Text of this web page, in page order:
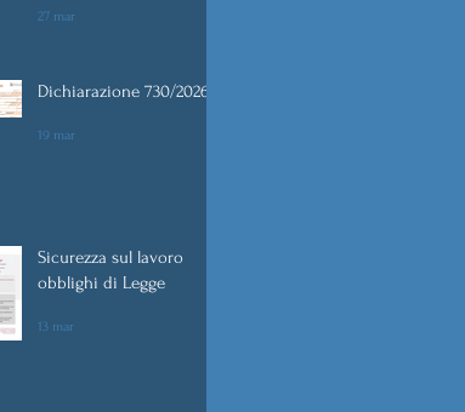
27 mar
Dichiarazione 730/2026
19 mar
Sicurezza sul lavoro
obblighi di Legge
13 mar